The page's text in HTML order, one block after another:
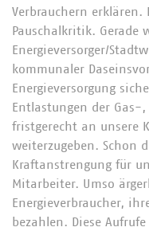
Verbrauchern
Pauschalkritik. Gerade
Energieversorger/
kommunaler
Energieversorgung
Entlastungen der Gas-
fristgerecht an unsere
weiterzugeben. Schon
Kraftanstrengung für
Mitarbeiter. Umso
Energieverbraucher,
bezahlen. Diese